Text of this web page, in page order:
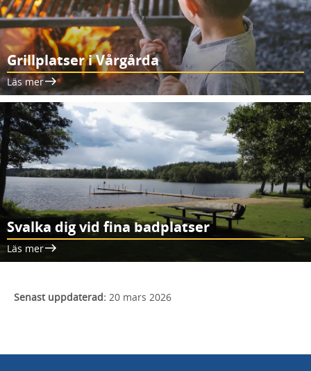
Grillplatser i Vårgårda
Läs mer
Svalka dig vid fina badplatser
Läs mer
Senast uppdaterad: 20 mars 2026